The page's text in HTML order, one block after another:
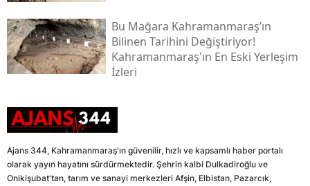
Bu Mağara Kahramanmaraş’ın
Bilinen Tarihini Değiştiriyor!
Kahramanmaraş'ın En Eski Yerleşim
İzleri
Ajans 344, Kahramanmaraş'ın güvenilir, hızlı ve kapsamlı haber portalı
olarak yayın hayatını sürdürmektedir. Şehrin kalbi Dulkadiroğlu ve
Onikişubat'tan, tarım ve sanayi merkezleri Afşin, Elbistan, Pazarcık,